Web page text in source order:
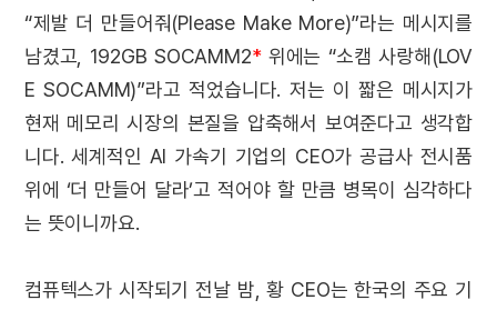
“제발 더 만들어줘(Please Make More)”라는 메시지를
남겼고, 192GB SOCAMM2*위에는 “소캠 사랑해(LOV
E SOCAMM)”라고 적었습니다. 저는 이 짧은 메시지가
현재 메모리 시장의 본질을 압축해서 보여준다고 생각합
니다. 세계적인 AI 가속기 기업의 CEO가 공급사 전시품
위에 ‘더 만들어 달라’고 적어야 할 만큼 병목이 심각하다
는 뜻이니까요.
컴퓨텍스가 시작되기 전날 밤, 황 CEO는 한국의 주요 기